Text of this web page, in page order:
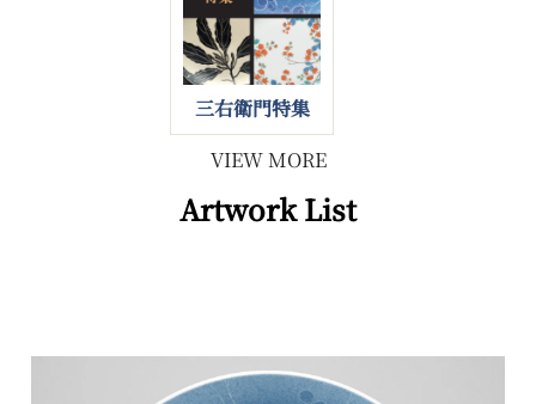
三右衛門特集
VIEW MORE
Artwork List